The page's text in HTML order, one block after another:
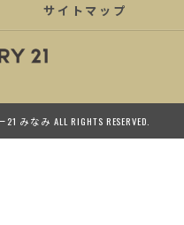
サイトマップ
なみ ALL RIGHTS RESERVED.